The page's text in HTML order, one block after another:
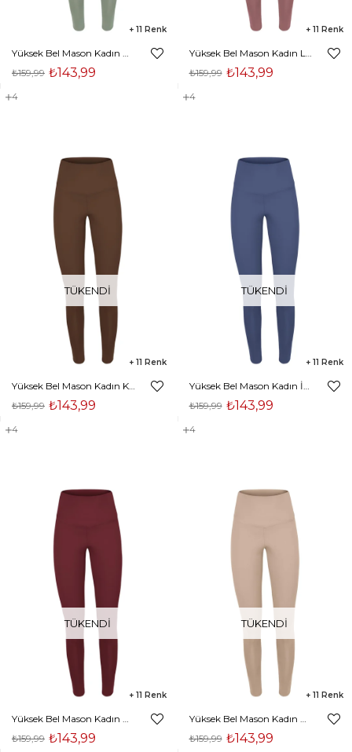
11
Yüksek Bel Mason Kadın Mint Tayt 23Y000056
₺143,99
₺159,99
4
11
Yüksek Bel Mason Kadın Lila Tayt 23Y000056
₺143,99
₺159,99
4
TÜKENDI
11
Yüksek Bel Mason Kadın Kahve Tayt 23Y000056
₺143,99
₺159,99
4
TÜKENDI
11
Yüksek Bel Mason Kadın İndigo Tayt 23Y000056
₺143,99
₺159,99
4
TÜKENDI
11
Yüksek Bel Mason Kadın Bordo Tayt 23Y000056
₺143,99
₺159,99
TÜKENDI
11
Yüksek Bel Mason Kadın Bej Tayt 23Y000056
₺143,99
₺159,99